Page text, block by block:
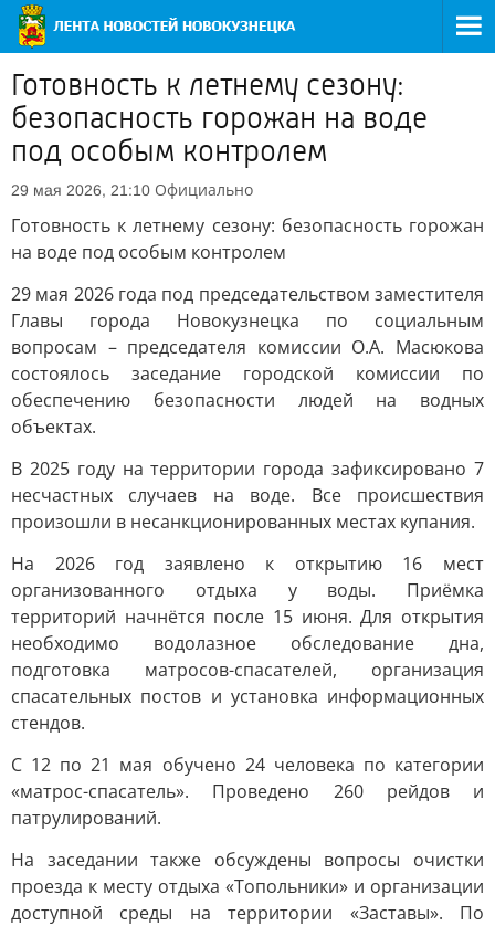
Готовность к летнему сезону:
безопасность горожан на воде
под особым контролем
29 мая 2026, 21:10 Официально
Готовность к летнему сезону: безопасность горожан
на воде под особым контролем
29 мая 2026 года под председательством заместителя
Главы города Новокузнецка по социальным
вопросам – председателя комиссии О.А. Масюкова
состоялось заседание городской комиссии по
обеспечению безопасности людей на водных
объектах.
В 2025 году на территории города зафиксировано 7
несчастных случаев на воде. Все происшествия
произошли в несанкционированных местах купания.
На 2026 год заявлено к открытию 16 мест
организованного отдыха у воды. Приёмка
территорий начнётся после 15 июня. Для открытия
необходимо водолазное обследование дна,
подготовка матросов-спасателей, организация
спасательных постов и установка информационных
стендов.
С 12 по 21 мая обучено 24 человека по категории
«матрос-спасатель». Проведено 260 рейдов и
патрулирований.
На заседании также обсуждены вопросы очистки
проезда к месту отдыха «Топольники» и организации
доступной среды на территории «Заставы». По